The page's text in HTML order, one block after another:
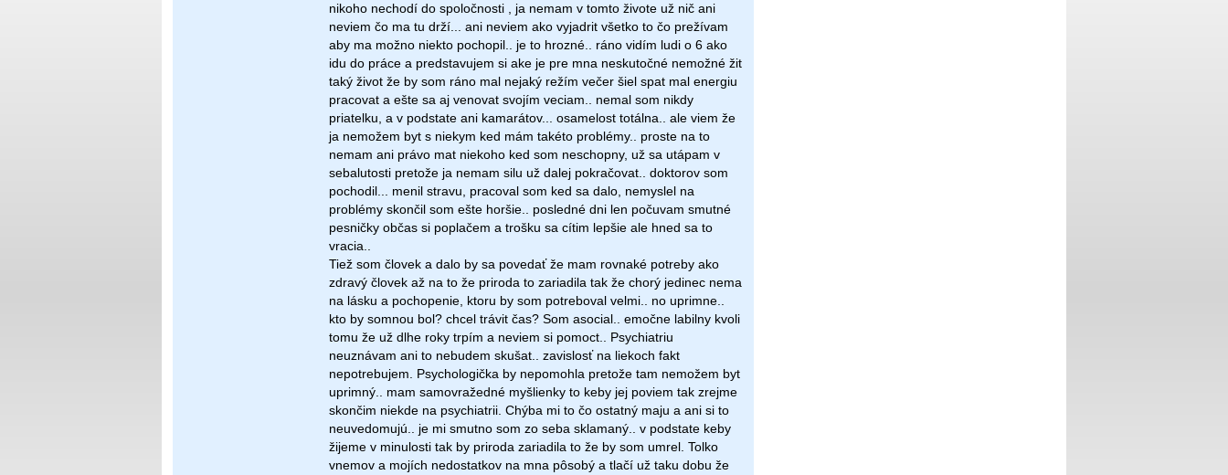
nikoho nechodí do spoločnosti , ja nemam v tomto živote už nič ani
neviem čo ma tu drží... ani neviem ako vyjadrit všetko to čo prežívam
aby ma možno niekto pochopil.. je to hrozné.. ráno vidím ludi o 6 ako
idu do práce a predstavujem si ake je pre mna neskutočné nemožné žit
taký život že by som ráno mal nejaký režím večer šiel spat mal energiu
pracovat a ešte sa aj venovat svojím veciam.. nemal som nikdy
priatelku, a v podstate ani kamarátov... osamelost totálna.. ale viem že
ja nemožem byt s niekym ked mám takéto problémy.. proste na to
nemam ani právo mat niekoho ked som neschopny, už sa utápam v
sebalutosti pretože ja nemam silu už dalej pokračovat.. doktorov som
pochodil... menil stravu, pracoval som ked sa dalo, nemyslel na
problémy skončil som ešte horšie.. posledné dni len počuvam smutné
pesničky občas si poplačem a trošku sa cítim lepšie ale hned sa to
vracia..
Tiež som človek a dalo by sa povedať že mam rovnaké potreby ako
zdravý človek až na to že priroda to zariadila tak že chorý jedinec nema
na lásku a pochopenie, ktoru by som potreboval velmi.. no uprimne..
kto by somnou bol? chcel trávit čas? Som asocial.. emočne labilny kvoli
tomu že už dlhe roky trpím a neviem si pomoct.. Psychiatriu
neuznávam ani to nebudem skušat.. zavislosť na liekoch fakt
nepotrebujem. Psychologička by nepomohla pretože tam nemožem byt
uprimný.. mam samovražedné myšlienky to keby jej poviem tak zrejme
skončim niekde na psychiatrii. Chýba mi to čo ostatný maju a ani si to
neuvedomujú.. je mi smutno som zo seba sklamaný.. v podstate keby
žijeme v minulosti tak by priroda zariadila to že by som umrel. Tolko
vnemov a mojích nedostatkov na mna pôsobý a tlačí už taku dobu že